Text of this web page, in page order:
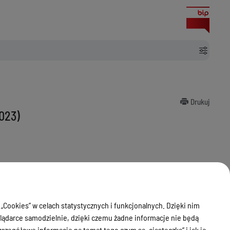
Drukuj
w celach statystycznych i funkcjonalnych. Dzięki nim
samodzielnie, dzięki czemu żadne informacje nie będą